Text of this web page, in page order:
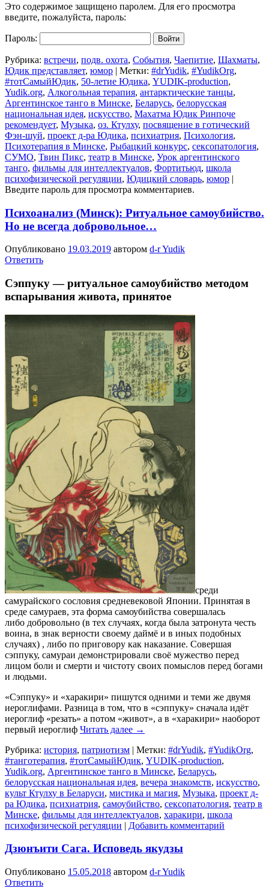
Это содержимое защищено паролем. Для его просмотра
введите, пожалуйста, пароль:
Пароль:
Рубрика: встречи, подв. охота, События, Чаепитие, Шахматы,
Юдик представляет, юмор | Метки: #‎drYudik, #YudikOrg,
#тотСамыйЮдик, 50-летие Юдика, YUDIK-production,
Yudik.org, Алкогольная терапия, антарктические танцы,
Аргентинское танго в Минске, Беларусь, белорусская
национальная идея, искусство, Махатма Юдик Ринпоче
рекомендует, Музыка, оз. Ктулху, посвящение в готический
Фэн-шуй, проект д-ра Юдика, психиатрия, Психология,
Психотерапия в Минске, Рыбацкий конкурс, сексопатология,
СУМО, Твин Пикс, театр в Минске, Урок аргентинского
танго, фильмы для интеллектуалов, Фортитьюд, школа
психофизической регуляции, Юдицкий словарь, юмор |
Введите пароль для просмотра комментариев.
Психоанализ (Минск): Ритуальное самоубийство.
Но не всегда добровольное…
Опубликовано 19.03.2019 автором d-r Yudik
Ответить
Сэппуку — ритуальное самоубийство методом
вспарывания живота, принятое
среди
самурайского сословия средневековой Японии. Принятая в
среде самураев, эта форма самоубийства совершалась
либо добровольно (в тех случаях, когда была затронута честь
воина, в знак верности своему даймё и в иных подобных
случаях) , либо по приговору как наказание. Совершая
сэппуку, самураи демонстрировали своё мужество перед
лицом боли и смерти и чистоту своих помыслов перед богами
и людьми.
«Сэппуку» и «харакири» пишутся одними и теми же двумя
иероглифами. Разница в том, что в «сэппуку» сначала идёт
иероглиф «резать» а потом «живот», а в «харакири» наоборот
первый иероглиф Читать далее →
Рубрика: история, патриотизм | Метки: #‎drYudik, #YudikOrg,
#танготерапия, #тотСамыйЮдик, YUDIK-production,
Yudik.org, Аргентинское танго в Минске, Беларусь,
белорусская национальная идея, вечера знакомств, искусство,
культ Ктулху в Беларуси, мистика и магия, Музыка, проект д-
ра Юдика, психиатрия, самоубийство, сексопатология, театр в
Минске, фильмы для интеллектуалов, харакири, школа
психофизической регуляции | Добавить комментарий
Дзюнъити Сага. Исповедь якудзы
Опубликовано 15.05.2018 автором d-r Yudik
Ответить